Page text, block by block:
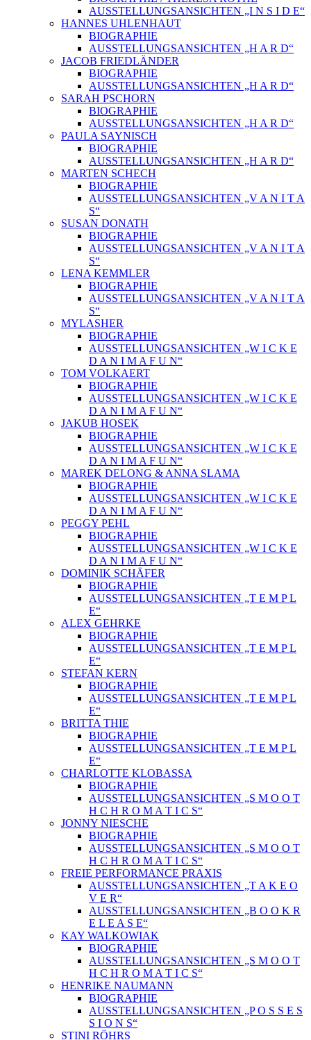
AUSSTELLUNGSANSICHTEN „I N S I D E“
HANNES UHLENHAUT
BIOGRAPHIE
AUSSTELLUNGSANSICHTEN „H A R D“
JACOB FRIEDLÄNDER
BIOGRAPHIE
AUSSTELLUNGSANSICHTEN „H A R D“
SARAH PSCHORN
BIOGRAPHIE
AUSSTELLUNGSANSICHTEN „H A R D“
PAULA SAYNISCH
BIOGRAPHIE
AUSSTELLUNGSANSICHTEN „H A R D“
MARTEN SCHECH
BIOGRAPHIE
AUSSTELLUNGSANSICHTEN „V A N I T A
S“
SUSAN DONATH
BIOGRAPHIE
AUSSTELLUNGSANSICHTEN „V A N I T A
S“
LENA KEMMLER
BIOGRAPHIE
AUSSTELLUNGSANSICHTEN „V A N I T A
S“
MYLASHER
BIOGRAPHIE
AUSSTELLUNGSANSICHTEN „W I C K E
D A N I M A F U N“
TOM VOLKAERT
BIOGRAPHIE
AUSSTELLUNGSANSICHTEN „W I C K E
D A N I M A F U N“
JAKUB HOSEK
BIOGRAPHIE
AUSSTELLUNGSANSICHTEN „W I C K E
D A N I M A F U N“
MAREK DELONG & ANNA SLAMA
BIOGRAPHIE
AUSSTELLUNGSANSICHTEN „W I C K E
D A N I M A F U N“
PEGGY PEHL
BIOGRAPHIE
AUSSTELLUNGSANSICHTEN „W I C K E
D A N I M A F U N“
DOMINIK SCHÄFER
BIOGRAPHIE
AUSSTELLUNGSANSICHTEN „T E M P L
E“
ALEX GEHRKE
BIOGRAPHIE
AUSSTELLUNGSANSICHTEN „T E M P L
E“
STEFAN KERN
BIOGRAPHIE
AUSSTELLUNGSANSICHTEN „T E M P L
E“
BRITTA THIE
BIOGRAPHIE
AUSSTELLUNGSANSICHTEN „T E M P L
E“
CHARLOTTE KLOBASSA
BIOGRAPHIE
AUSSTELLUNGSANSICHTEN „S M O O T
H C H R O M A T I C S“
JONNY NIESCHE
BIOGRAPHIE
AUSSTELLUNGSANSICHTEN „S M O O T
H C H R O M A T I C S“
FREIE PERFORMANCE PRAXIS
AUSSTELLUNGSANSICHTEN „T A K E O
V E R“
AUSSTELLUNGSANSICHTEN „B O O K R
E L E A S E“
KAY WALKOWIAK
BIOGRAPHIE
AUSSTELLUNGSANSICHTEN „S M O O T
H C H R O M A T I C S“
HENRIKE NAUMANN
BIOGRAPHIE
AUSSTELLUNGSANSICHTEN „P O S S E S
S I O N S“
STINI RÖHRS